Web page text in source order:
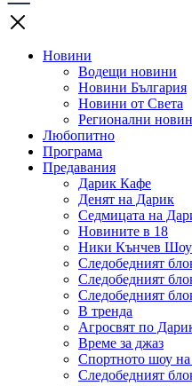
Новини
Водещи новини
Новини България
Новини от Света
Регионални
Любопитно
Програма
Предавания
Дарик Кафе
Денят на Дарик
Седмицата на
Новините в 18
Ники Кънчев Шоу
Следобедният
Следобедният
Следобедният
В тренда
Агросвят по
Време за джаз
Спортното шоу
Следобедният